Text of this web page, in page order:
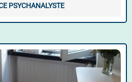
PSYCHANALYSTE